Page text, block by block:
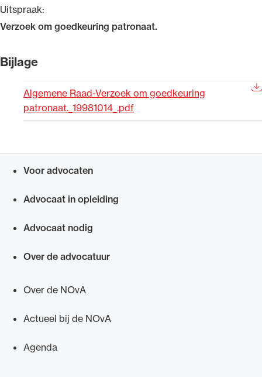
Uitspraak:
Verzoek om goedkeuring patronaat.
Bijlage
Algemene Raad-Verzoek om goedkeuring
patronaat._19981014_.pdf
Voor advocaten
Advocaat in opleiding
Advocaat nodig
Over de advocatuur
Over de NOvA
Actueel bij de NOvA
Agenda
Uitgelicht
Alle wet- en regelgeving voor de advocatuur.